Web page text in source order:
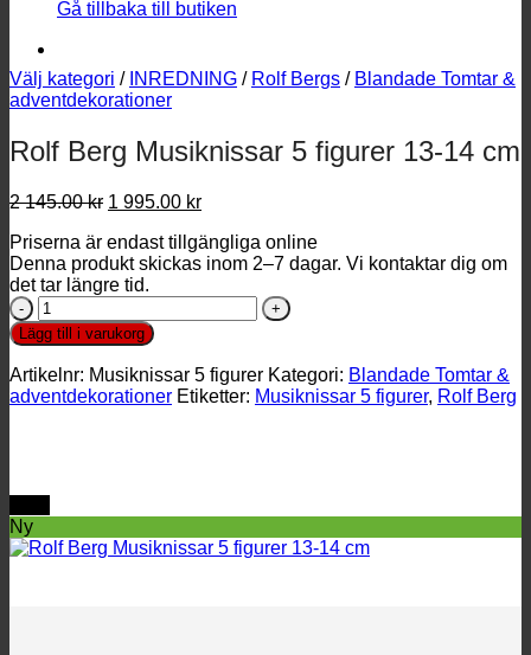
Gå tillbaka till butiken
Välj kategori / INREDNING / Rolf Bergs / Blandade Tomtar &
adventdekorationer
Rolf Berg Musiknissar 5 figurer 13-14 cm
2 145.00kr Det
priset
var:
2
1 995.00 krDet
priset
är:
995.00 kr.
Priserna är endast tillgängliga online
Denna produkt skickas inom 2–7 dagar. Vi kontaktar dig om
det tar längre tid.
Rolf
Berg
Musiknissar
5
figurer
13-
Lägg till i varukorg
Artikelnr: Musiknissar 5 figurer Kategori: Blandade Tomtar &
adventdekorationer Etiketter: Musiknissar 5 figurer, Rolf Berg
Ny